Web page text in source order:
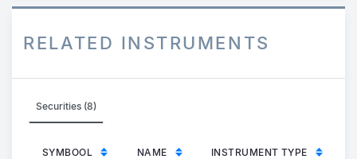
RELATED INSTRUMENTS
Securities (8)
SYMBOOL NAME INSTRUMENT TYPE